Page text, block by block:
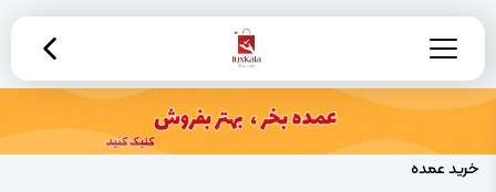
خرید عمده